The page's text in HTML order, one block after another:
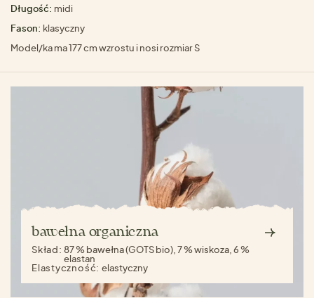
Długość: midi
Fason: klasyczny
Model/ka ma 177 cm wzrostu i nosi rozmiar S
bawełna organiczna
Skład:87 % bawełna (GOTS bio), 7 % wiskoza, 6 %
elastan
Elastyczność: elastyczny